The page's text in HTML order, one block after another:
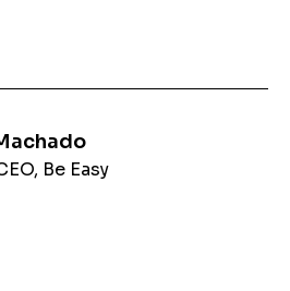
Be Easy